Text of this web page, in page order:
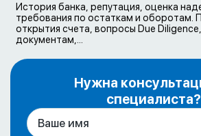
История банка, репутация, оценка
требования по остаткам и оборотам.
открытия счета, вопросы Due
документам,...
Нужна
специалиста?